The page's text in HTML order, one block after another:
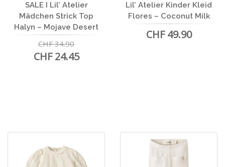
SALE I Lil’ Atelier
Mädchen Strick Top
Halyn – Mojave Desert
CHF 34.90
CHF 24.45
Lil’ Atelier Kinder Kleid
Flores – Coconut Milk
CHF 49.90